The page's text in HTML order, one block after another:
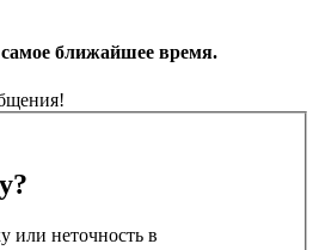
ближайшее время.
неточность в